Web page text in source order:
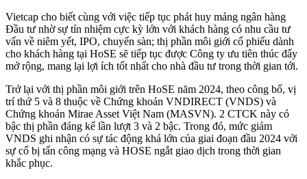
Vietcap cho biết cùng với việc tiếp tục phát huy mảng ngân hàng
Đầu tư nhờ sự tín nhiệm cực kỳ lớn với khách hàng có nhu cầu tư
vấn về niêm yết, IPO, chuyển sàn; thị phần môi giới cổ phiếu dành
cho khách hàng tại HoSE sẽ tiếp tục được Công ty ưu tiên thúc đẩy
mở rộng, mang lại lợi ích tốt nhất cho nhà đầu tư trong thời gian tới.
Trở lại với thị phần môi giới trên HoSE năm 2024, theo công bố, vị
trí thứ 5 và 8 thuộc về Chứng khoán VNDIRECT (VNDS) và
Chứng khoán Mirae Asset Việt Nam (MASVN). 2 CTCK này có
bậc thị phần đáng kể lần lượt 3 và 2 bậc. Trong đó, mức giảm
VNDS ghi nhận có sự tác động khá lớn của giai đoạn đầu 2024 với
sự cố bị tấn công mạng và HOSE ngắt giao dịch trong thời gian
khắc phục.